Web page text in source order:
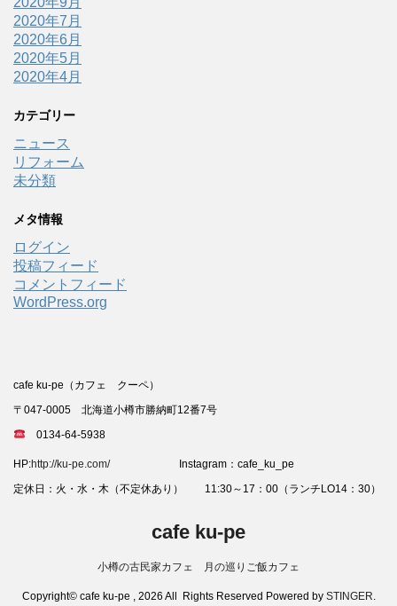
2020年7月
2020年6月
2020年5月
2020年4月
カテゴリー
ニュース
リフォーム
未分類
メタ情報
ログイン
投稿フィード
コメントフィード
WordPress.org
cafe ku-pe（カフェ クーペ）
〒047-0005 北海道小樽市勝納町12番7号
0134-64-5938
HP:http://ku-pe.com/
Instagram：cafe_ku_pe
定休日：火・水・木（不定休あり） 11:30～17：00（ランチLO14：30）
cafe ku-pe
小樽の古民家カフェ 月の巡りご飯カフェ
Copyright© cafe ku-pe , 2026 All Rights Reserved Powered by STINGER.